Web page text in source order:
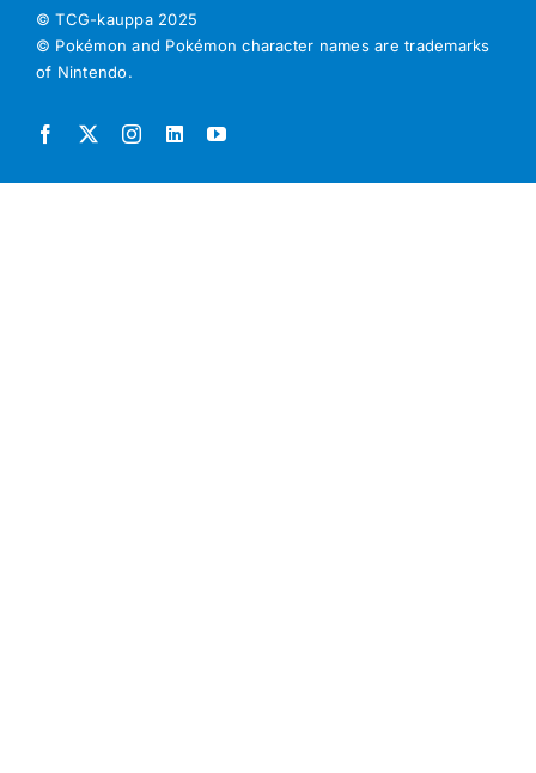
© TCG-kauppa 2025
© Pokémon and Pokémon character names are trademarks
of Nintendo.